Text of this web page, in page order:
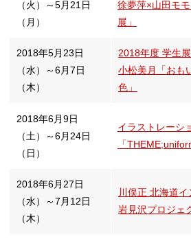
（火）～5月21日
（月）
徐夢萍×山田モ
展」
2018年5月23日
（水）～6月7日
（木）
2018年度 学生
小松美月「おも
色」
2018年6月9日
（土）～6月24日
（日）
イラストレーシ
「
2018年6月27日
（水）～7月12日
（木）
川俣正 北海道
岩見沢プロジェ